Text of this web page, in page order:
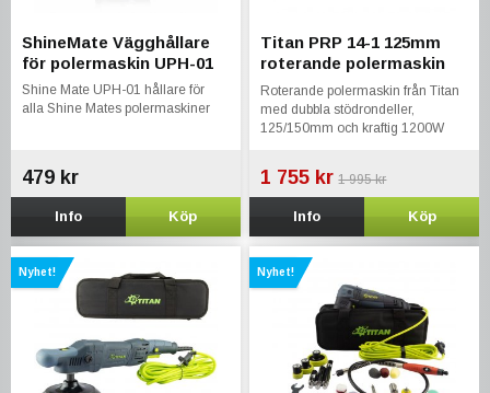
ShineMate Vägghållare
för polermaskin UPH-01
Shine Mate UPH-01 hållare för
alla Shine Mates polermaskiner
479 kr
Info Köp
Titan PRP 14-1 125mm
roterande polermaskin
1200watt
Roterande polermaskin från Titan
med dubbla stödrondeller,
125/150mm och kraftig 1200W
1 755 kr 1 995 kr
Info Köp
Nyhet! Nyhet!